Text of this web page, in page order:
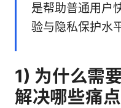
是帮助普通用户
验与隐私保护水平
1) 为什么需
解决哪些痛点